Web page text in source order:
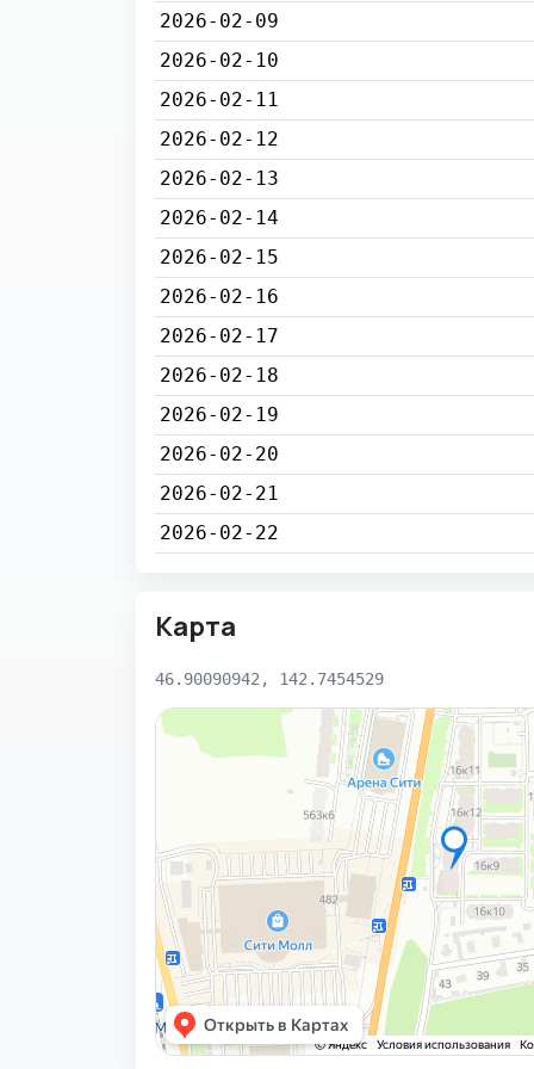
2026-02-09
2026-02-10
2026-02-11
2026-02-12
2026-02-13
2026-02-14
2026-02-15
2026-02-16
2026-02-17
2026-02-18
2026-02-19
2026-02-20
2026-02-21
2026-02-22
Карта
46.90090942, 142.7454529